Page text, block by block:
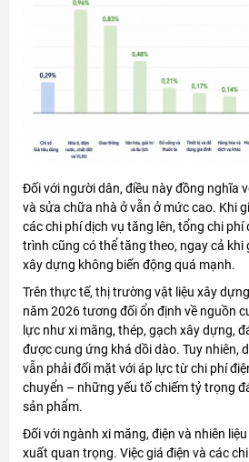
Đối với người dân, điều này đồng nghĩa
và sửa chữa nhà ở vẫn ở mức cao. Khi
các chi phí dịch vụ tăng lên, tổng chi
trình cũng có thể tăng theo, ngay cả khi
xây dựng không biến động quá mạnh.
Trên thực tế, thị trường vật liệu xây
năm 2026 tương đối ổn định về nguồn
lực như xi măng, thép, gạch xây dựng,
được cung ứng khá dồi dào. Tuy nhiên,
vẫn phải đối mặt với áp lực từ chi phí
chuyển – những yếu tố chiếm tỷ trọng
sản phẩm.
Đối với ngành xi măng, điện và nhiên
xuất quan trọng. Việc giá điện và các